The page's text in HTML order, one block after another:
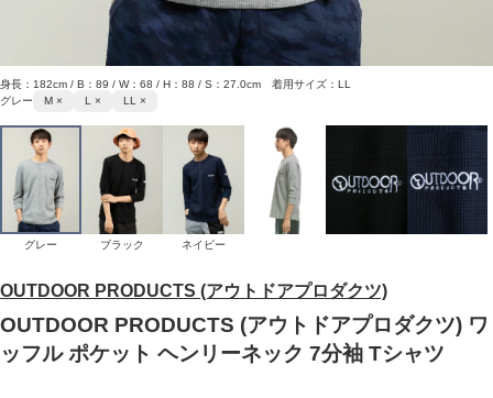
OUTDOOR PRODUCTS (アウトドアプロダクツ)
OUTDOOR PRODUCTS (アウトドアプロダクツ) ワ
ッフル ポケット ヘンリーネック 7分袖 Tシャツ
身長：182cm / B：89 / W：68 / H：88 / S：27.0cm 着用サイズ：LL
グレー
M × L × LL ×
グレー ブラック ネイビー